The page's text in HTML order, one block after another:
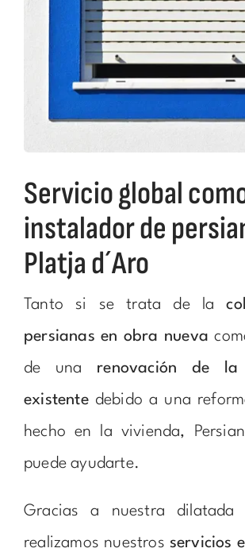
Servicio global
instalador de
Platja d´Aro
Tanto si se trata de la
persianas en obra nueva
de una renovación de la
existentedebido a una
hecho en la vivienda,
puede ayudarte.
Gracias a nuestra dilatada
realizamos nuestros servicios